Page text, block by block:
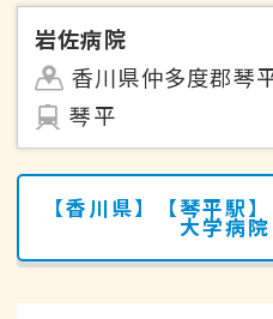
岩佐病院
香川県仲多度郡琴
琴平
【香川県】【琴平駅
大学病